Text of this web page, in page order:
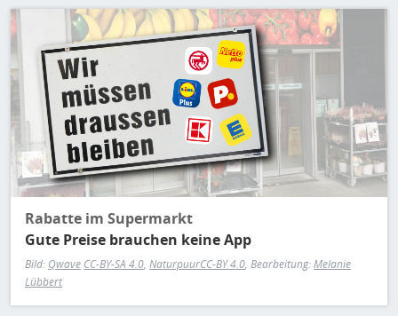
Bild
Rabatte im Supermarkt
Gute Preise brauchen keine App
Bild: Qwave CC-BY-SA 4.0, NaturpuurCC-BY 4.0, Bearbeitung:Melanie
Lübbert